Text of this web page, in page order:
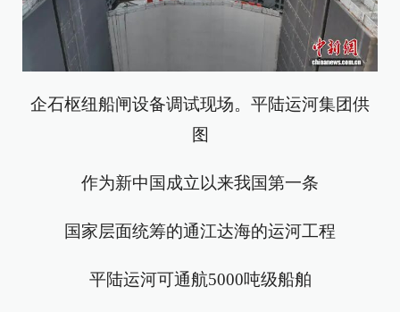
企石枢纽船闸设备调试现场。平陆运河集团供
图
作为新中国成立以来我国第一条
国家层面统筹的通江达海的运河工程
平陆运河可通航5000吨级船舶